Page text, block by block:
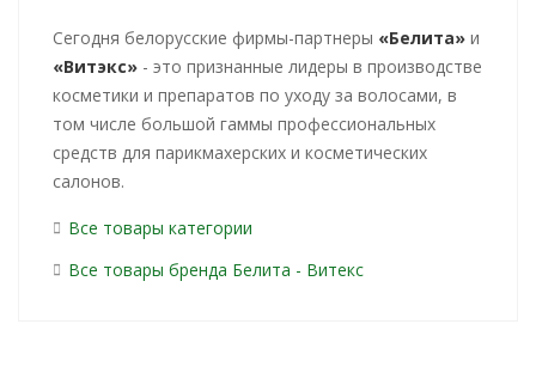
Cегодня белорусские фирмы-партнеры «Белита» и
«Витэкс» - это признанные лидеры в производстве
косметики и препаратов по уходу за волосами, в
том числе большой гаммы профессиональных
средств для парикмахерских и косметических
салонов.
Все товары категории
Все товары бренда Белита - Витекс